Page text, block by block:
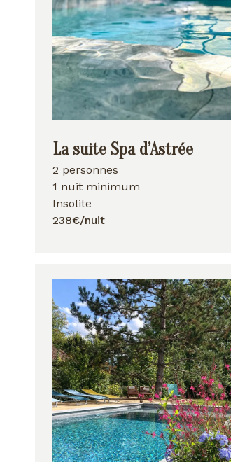
La suite Spa d’Astrée
2 personnes
1 nuit minimum
Insolite
238€/nuit